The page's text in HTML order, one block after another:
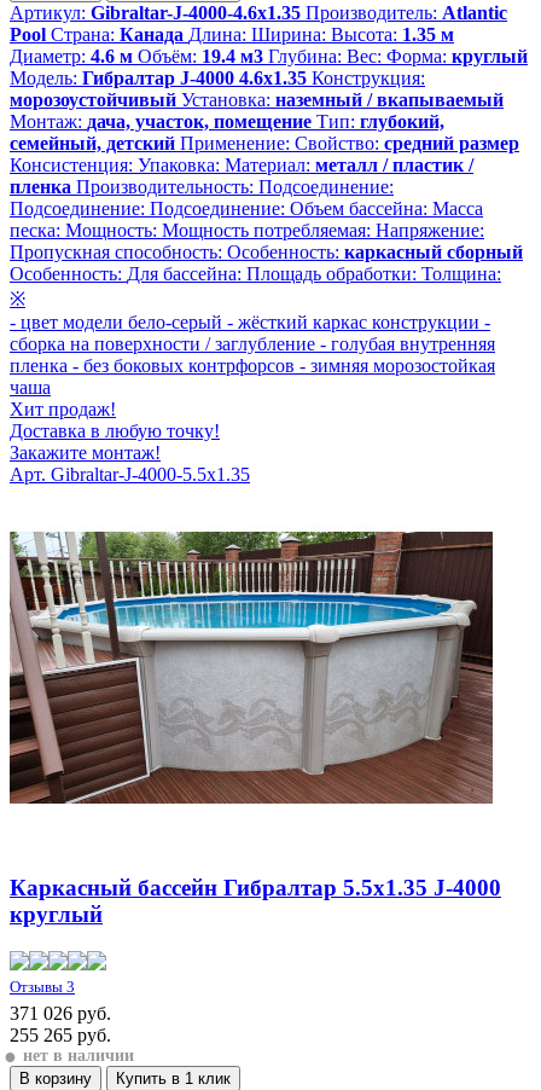
Артикул: Gibraltar-J-4000-4.6x1.35 Производитель: Atlantic
Pool Страна: Канада Длина: Ширина: Высота: 1.35 м
Диаметр: 4.6 м Объём: 19.4 м3 Глубина: Вес: Форма: круглый
Модель: Гибралтар J-4000 4.6х1.35 Конструкция:
морозоустойчивый Установка: наземный / вкапываемый
Монтаж: дача, участок, помещение Тип: глубокий,
семейный, детский Применение: Свойство: средний размер
Консистенция: Упаковка: Материал: металл / пластик /
пленка Производительность: Подсоединение:
Подсоединение: Подсоединение: Объем бассейна: Масса
песка: Мощность: Мощность потребляемая: Напряжение:
Пропускная способность: Особенность: каркасный сборный
Особенность: Для бассейна: Площадь обработки: Толщина:
※
- цвет модели бело-серый - жёсткий каркас конструкции -
сборка на поверхности / заглубление - голубая внутренняя
пленка - без боковых контрфорсов - зимняя морозостойкая
чаша
Хит продаж!
Доставка в любую точку!
Закажите монтаж!
Арт. Gibraltar-J-4000-5.5x1.35
Каркасный бассейн Гибралтар 5.5х1.35 J-4000
круглый
Отзывы 3
371 026 руб.
255 265 руб.
● нет в наличии
В корзину
Купить в 1 клик